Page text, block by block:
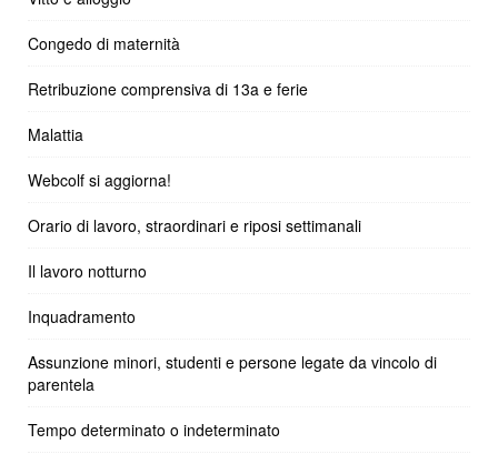
Congedo di maternità
Retribuzione comprensiva di 13a e ferie
Malattia
Webcolf si aggiorna!
Orario di lavoro, straordinari e riposi settimanali
Il lavoro notturno
Inquadramento
Assunzione minori, studenti e persone legate da vincolo di
parentela
Tempo determinato o indeterminato